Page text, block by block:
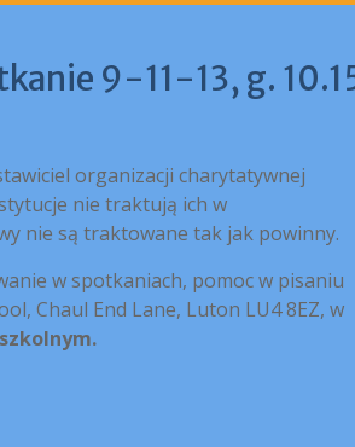
9-11-13, g.
organizacji charytatywnej
nie traktują ich w
nie są traktowane tak jak powinny.
w spotkaniach, pomoc w pisaniu
Chaul End Lane, Luton LU4 8EZ, w